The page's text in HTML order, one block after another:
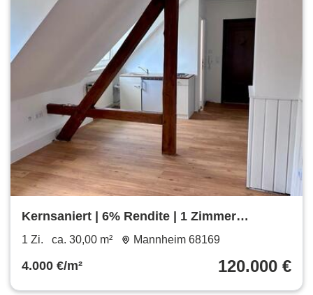
Kernsaniert | 6% Rendite | 1 Zimmer
Wohnung Neckarstadt Mannheim
1 Zi. ca. 30,00 m² Mannheim 68169
4.000 €/m² 120.000 €